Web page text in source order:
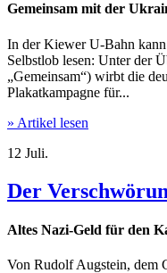
Gemeinsam mit der
In der Kiewer U-Bahn kann
Selbstlob lesen: Unter der
„Gemeinsam“) wirbt die
Plakatkampagne für...
» Artikel lesen
12 Juli.
Der
Altes Nazi-Geld für den
Von Rudolf Augstein, dem